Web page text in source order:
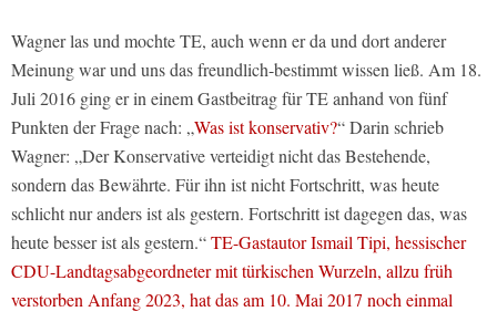
Wagner las und mochte TE, auch wenn er da und dort anderer
Meinung war und uns das freundlich-bestimmt wissen ließ. Am 18.
Juli 2016 ging er in einem Gastbeitrag für TE anhand von fünf
Punkten der Frage nach: „Was ist konservativ?“ Darin schrieb
Wagner: „Der Konservative verteidigt nicht das Bestehende,
sondern das Bewährte. Für ihn ist nicht Fortschritt, was heute
schlicht nur anders ist als gestern. Fortschritt ist dagegen das, was
heute besser ist als gestern.“TE-Gastautor Ismail Tipi, hessischer
CDU-Landtagsabgeordneter mit türkischen Wurzeln, allzu früh
verstorben Anfang 2023, hat das am 10. Mai 2017 noch einmal